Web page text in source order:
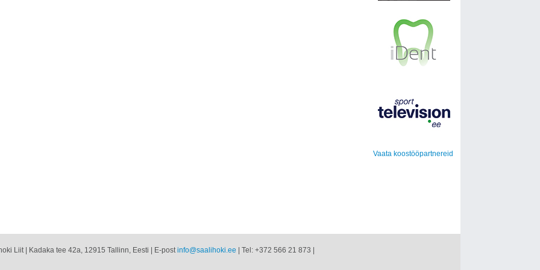
Vaata koostööpartnereid
Liit | Kadaka tee 42a, 12915 Tallinn, Eesti | E-postinfo@saalihoki.ee | Tel: +372 566 21 873 |